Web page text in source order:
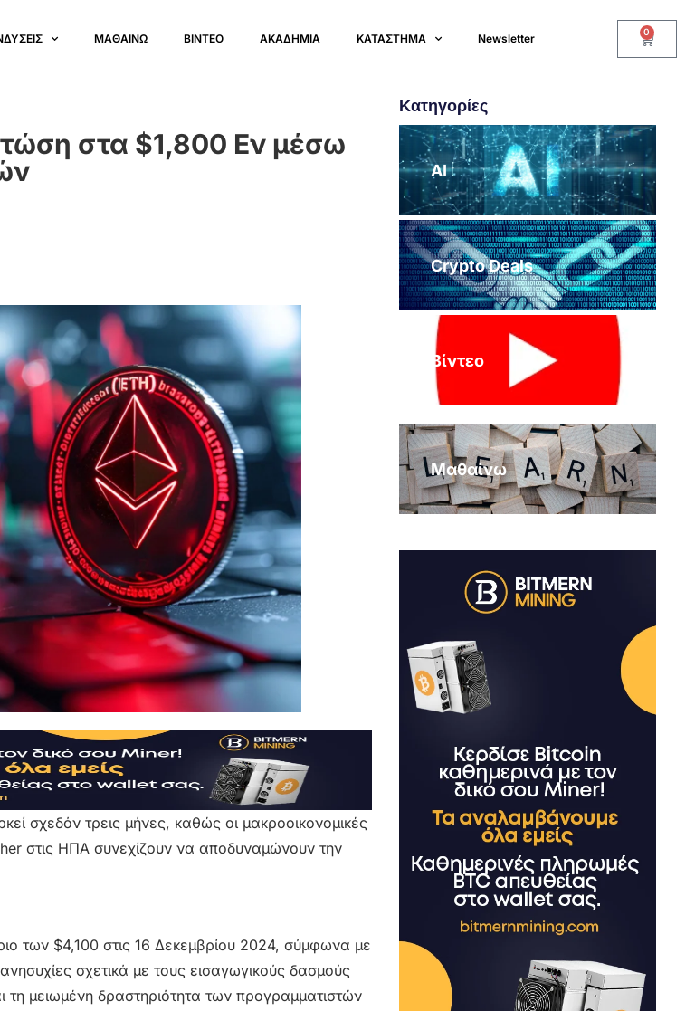
ΜΑΘΑΙΝΩ ΒΙΝΤΕΟ ΑΚΑΔΗΜΙΑ ΚΑΤΑΣΤΗΜΑ Newsletter 0
στα $1,800 Εν μέσω
σχεδόν τρεις μήνες, καθώς οι μακροοικονομικές
στις ΗΠΑ συνεχίζουν να αποδυναμώνουν την
των $4,100 στις 16 Δεκεμβρίου 2024, σύμφωνα με
σχετικά με τους εισαγωγικούς δασμούς
μειωμένη δραστηριότητα των προγραμματιστών
Κατηγορίες
AI
Crypto Deals
Βίντεο
Μαθαίνω